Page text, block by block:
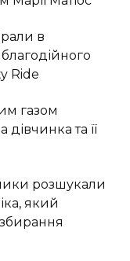
в
Ride
газом
дівчинка та її
розшукали
який